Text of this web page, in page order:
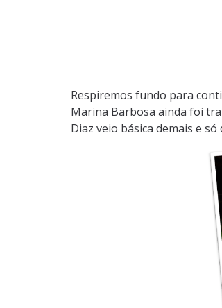
Respiremos fundo para
Marina Barbosa ainda foi
Diaz veio básica demais e